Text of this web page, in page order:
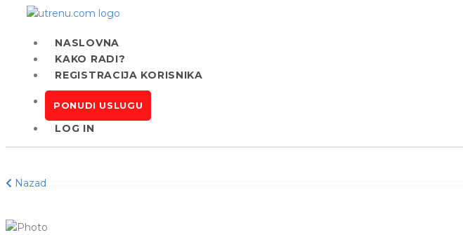
NASLOVNA
KAKO RADI?
REGISTRACIJA KORISNIKA
PONUDI USLUGU
LOG IN
Nazad